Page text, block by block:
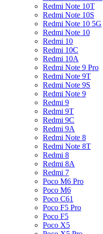
Redmi Note 10T
Redmi Note 10S
Redmi Note 10 5G
Redmi Note 10
Redmi 10
Redmi 10C
Redmi 10A
Redmi Note 9 Pro
Redmi Note 9T
Redmi Note 9S
Redmi Note 9
Redmi 9
Redmi 9T
Redmi 9C
Redmi 9A
Redmi Note 8
Redmi Note 8T
Redmi 8
Redmi 8A
Redmi 7
Poco M6 Pro
Poco M6
Poco C61
Poco F5 Pro
Poco F5
Poco X5